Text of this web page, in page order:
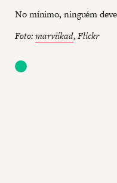
No mínimo, ninguém
Foto:marviikad, Flickr